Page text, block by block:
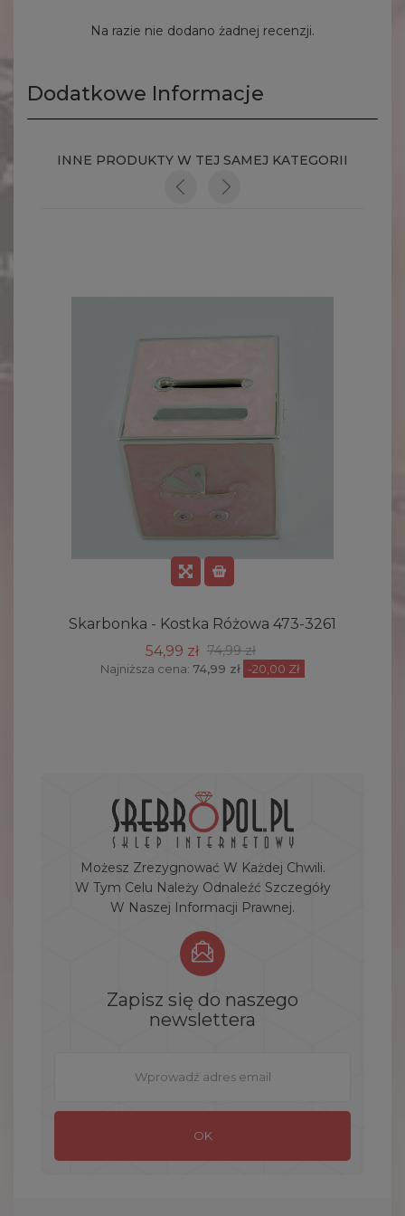
Na razie nie dodano żadnej recenzji.
Dodatkowe Informacje
INNE PRODUKTY W TEJ SAMEJ KATEGORII
Skarbonka - Kostka Różowa 473-3261
54,99 zł 74,99 zł
Najniższa cena: 74,99 zł -20,00 Zł
Możesz Zrezygnować W Każdej Chwili.
W Tym Celu Należy Odnaleźć Szczegóły
W Naszej Informacji Prawnej.
Zapisz się do naszego
newslettera